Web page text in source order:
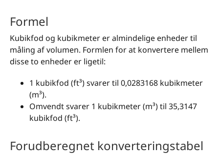
Formel
Kubikfod og kubikmeter er almindelige enheder til
måling af volumen. Formlen for at konvertere mellem
disse to enheder er ligetil:
1 kubikfod (ft³) svarer til 0,0283168 kubikmeter
(m³).
Omvendt svarer 1 kubikmeter (m³) til 35,3147
kubikfod (ft³).
Forudberegnet konverteringstabel